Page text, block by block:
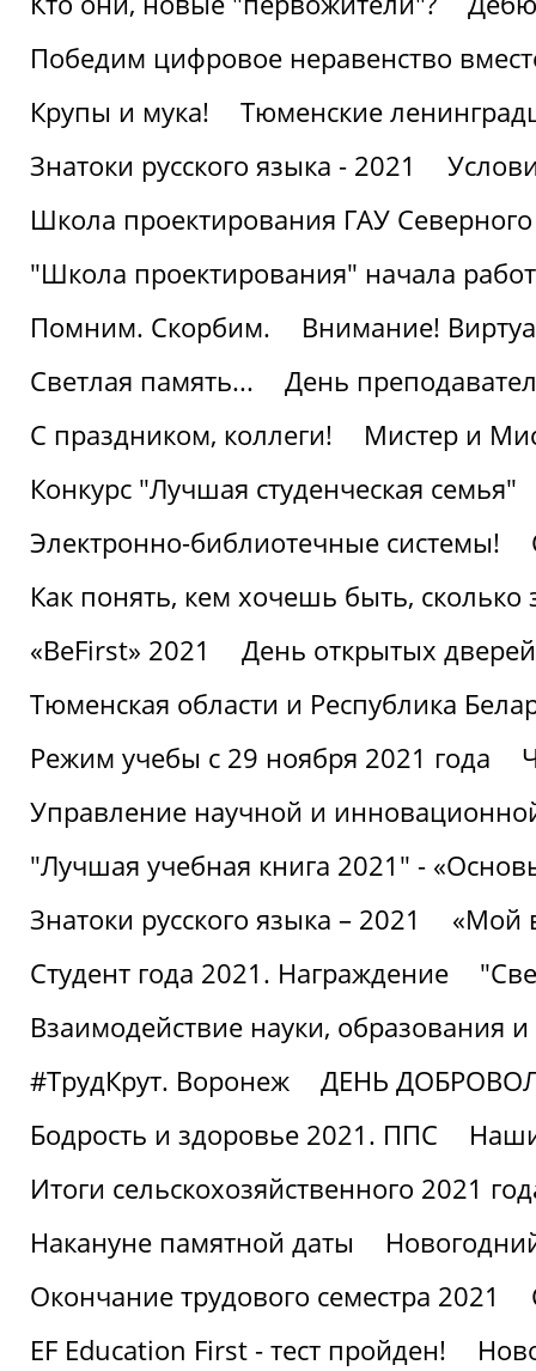
Победим цифровое неравенство
Крупы и мука!
Тюменские
Знатоки русского языка - 2021
Школа проектирования ГАУ
"Школа проектирования" начала
Помним. Скорбим.
Внимание!
Светлая память...
День
С праздником, коллеги!
Мистер и
Конкурс "Лучшая студенческая семья"
Электронно-библиотечные системы!
Как понять, кем хочешь быть, сколько
«BeFirst» 2021
День открытых
Тюменская области и Республика
Режим учебы с 29 ноября 2021 года
Управление научной и
"Лучшая учебная книга 2021" -
Знатоки русского языка – 2021
«Мой
Студент года 2021. Награждение
Взаимодействие науки, образования и
#ТрудКрут. Воронеж
ДЕНЬ
Бодрость и здоровье 2021. ППС
Итоги сельскохозяйственного 2021
Накануне памятной даты
Окончание трудового семестра 2021
EF Education First - тест пройден!